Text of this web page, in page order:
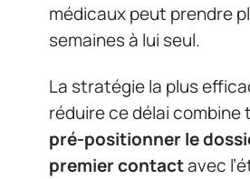
médicaux peut prendre
semaines à lui seul.
La stratégie la plus
réduire ce délai combine
pré-positionner le
premier contactavec